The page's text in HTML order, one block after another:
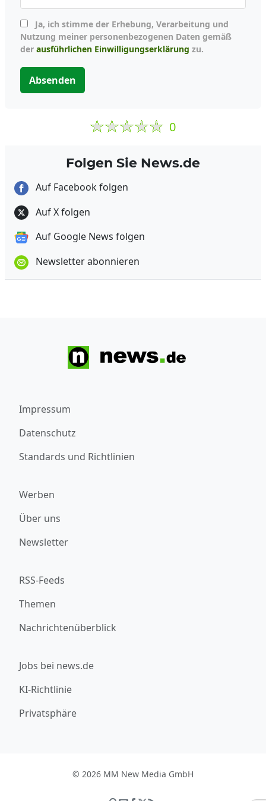
Nutzung meiner personenbezogenen Daten gemäß
der ausführlichen Einwilligungserklärung zu.
Absenden
0
Folgen Sie News.de
Auf Facebook folgen
Auf X folgen
Auf Google News folgen
Newsletter abonnieren
Impressum
Datenschutz
Standards und Richtlinien
Werben
Über uns
Newsletter
RSS-Feeds
Themen
Nachrichtenüberblick
Jobs bei news.de
KI-Richtlinie
Privatsphäre
© 2026 MM New Media GmbH